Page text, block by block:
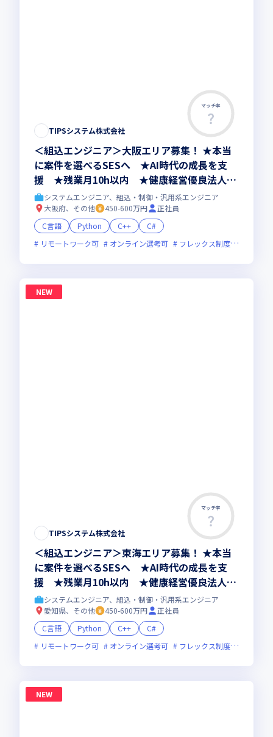
マッチ率
TIPSシステム株式会社
＜組込エンジニア＞大阪エリア募集！ ★本当
に案件を選べるSESへ ★AI時代の成長を支
援 ★残業月10h以内 ★健康経営優良法人20
26認定
システムエンジニア、組込・制御・汎用系エンジニア
大阪府、その他
450-600万円
正社員
C言語
Python C++
C#
リモートワーク可
オンライン選考可 フレックス制度あり
NEW
マッチ率
TIPSシステム株式会社
＜組込エンジニア＞東海エリア募集！ ★本当
に案件を選べるSESへ ★AI時代の成長を支
援 ★残業月10h以内 ★健康経営優良法人20
26認定
システムエンジニア、組込・制御・汎用系エンジニア
愛知県、その他
450-600万円
正社員
C言語
Python C++
C#
リモートワーク可
オンライン選考可 フレックス制度あり
NEW